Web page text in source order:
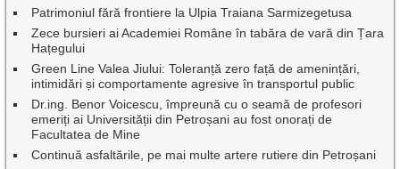
Patrimoniul fără frontiere la Ulpia Traiana Sarmizegetusa
Zece bursieri ai Academiei Române în tabăra de vară din Țara
Hațegului
Green Line Valea Jiului: Toleranță zero față de amenințări,
intimidări și comportamente agresive în transportul public
Dr.ing. Benor Voicescu, împreună cu o seamă de profesori
emeriți ai Universității din Petroșani au fost onorați de
Facultatea de Mine
Continuă asfaltările, pe mai multe artere rutiere din Petroșani